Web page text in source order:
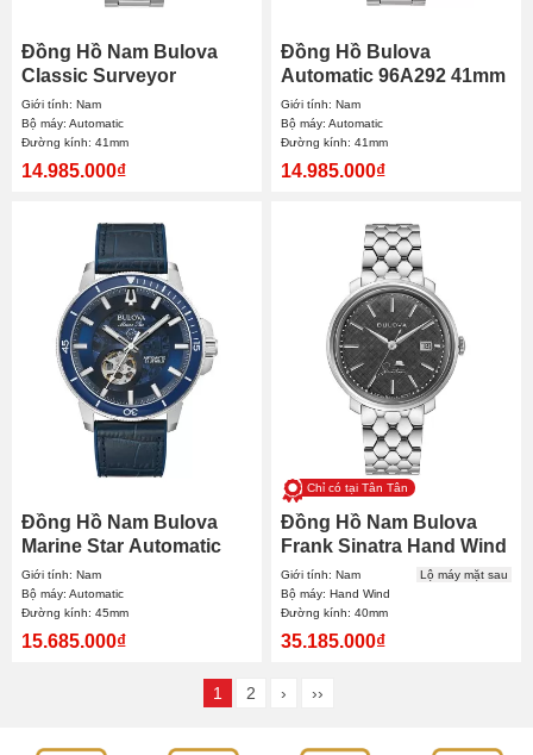
Đồng Hồ Nam Bulova
Classic Surveyor
Automatic 96A293 41mm
Giới tính: Nam
Bộ máy: Automatic
Đường kính: 41mm
14.985.000₫
Đồng Hồ Bulova
Automatic 96A292 41mm
Nam
Giới tính: Nam
Bộ máy: Automatic
Đường kính: 41mm
14.985.000₫
Đồng Hồ Nam Bulova
Marine Star Automatic
96A291 45mm
Giới tính: Nam
Bộ máy: Automatic
Đường kính: 45mm
15.685.000₫
Chỉ có tại Tân Tân
Đồng Hồ Nam Bulova
Frank Sinatra Hand Wind
96B346 40mm
Giới tính: Nam
Bộ máy: Hand Wind
Đường kính: 40mm
Lộ máy mặt sau
35.185.000₫
1 2 › ››